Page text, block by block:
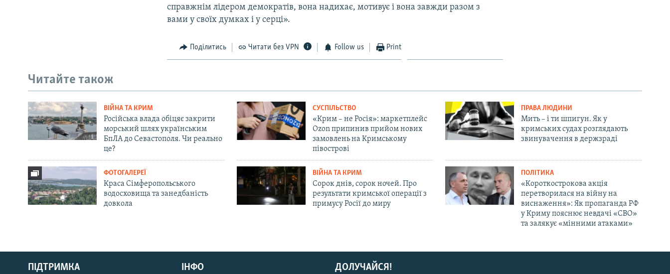
Русский
Qırımtatar
справжнім лідером демократів, вона надихає, мотивує і вона завжди разом з
вами у своїх думках і у серці».
Поділитись Читати без VPN Follow us Print
Читайте також
ВІЙНА ТА КРИМ
Російська влада обіцяє закрити
морський шлях українським
БпЛА до Севастополя. Чи реально
це?
СУСПІЛЬСТВО
«Крим – не Росія»: маркетплейс
Ozon припинив прийом нових
замовлень на Кримському
півострові
ПРАВА ЛЮДИНИ
Мить – і ти шпигун. Як у
кримських судах розглядають
звинувачення в держзраді
ФОТОГАЛЕРЕЇ
Краса Сімферопольського
водосховища та занедбаність
довкола
ВІЙНА ТА КРИМ
Сорок днів, сорок ночей. Про
результати кримської операції з
примусу Росії до миру
ПОЛІТИКА
«Короткострокова акція
перетворилася на війну на
виснаження»: Як пропаганда РФ
у Криму пояснює невдачі «СВО»
та залякує «мінними атаками»
ДОЛУЧАЙСЯ!
ПІДТРИМКА ІНФО